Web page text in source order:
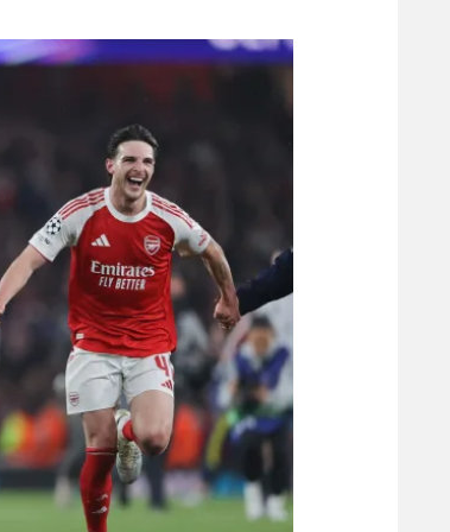
תקנון משתתפים וזוכים בפרסים
תקנון עבור פעילות ספורט 1 – "מרלן"
תנאי שימוש
מדיניות פרטיות
תקנון פעילות ספורט 1
רשיון להקרנה פומבית לבית עסק
הצטרפות לחבילת הערוצים
לוח דרושים – ג'ובנט
תגיות